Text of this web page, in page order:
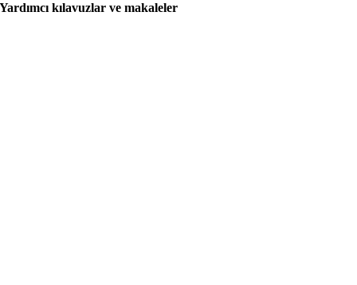
Yardımcı kılavuzlar ve makaleler